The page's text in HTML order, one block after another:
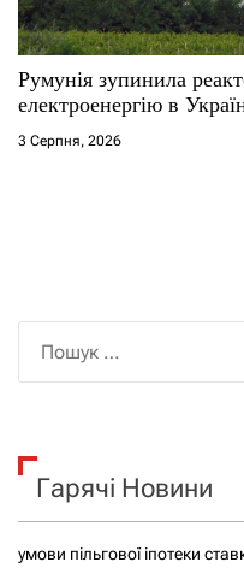
Румунія зупинила
електроенергію в
3 Серпня, 2026
к
Гарячі Новини
умови пільгової іпотеки